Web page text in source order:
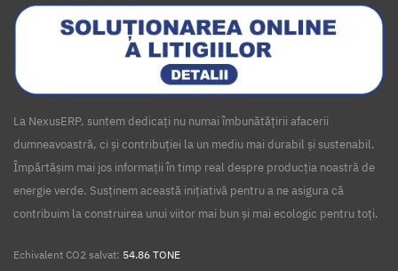
La NexusERP, suntem dedicați nu numai îmbunătățirii afacerii
dumneavoastră, ci și contribuției la un mediu mai durabil și sustenabil.
Împărtășim mai jos informații în timp real despre producția noastră de
energie verde. Susținem această inițiativă pentru a ne asigura că
contribuim la construirea unui viitor mai bun și mai ecologic pentru toți.
Echivalent CO2 salvat: 54.86 TONE